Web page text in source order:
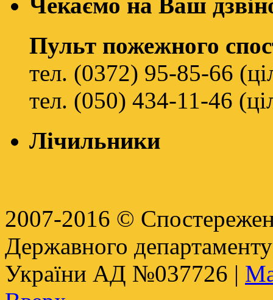
Пульт пожежного
тел. (0372) 95-85-66
тел. (050) 434-11-46
Лічильники
2007-2016 ©
Державного
України АД №037726 |